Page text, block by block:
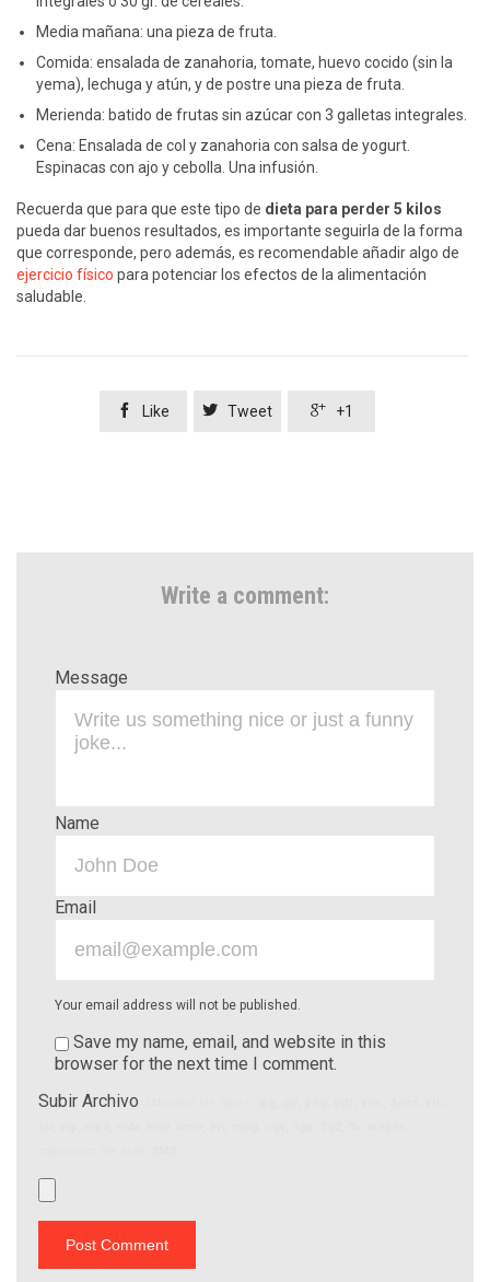
Media mañana: una pieza de fruta.
Comida: ensalada de zanahoria, tomate, huevo cocido (sin la
yema), lechuga y atún, y de postre una pieza de fruta.
Merienda: batido de frutas sin azúcar con 3 galletas integrales.
Cena: Ensalada de col y zanahoria con salsa de yogurt.
Espinacas con ajo y cebolla. Una infusión.
Recuerda que para que este tipo de dieta para perder 5 kilos
pueda dar buenos resultados, es importante seguirla de la forma
que corresponde, pero además, es recomendable añadir algo de
ejercicio físico para potenciar los efectos de la alimentación
saludable.
 Like  Tweet  +1
Write a comment:
Message
Name
Email
Your email address will not be published.
Save my name, email, and website in this
browser for the next time I comment.
Subir Archivo